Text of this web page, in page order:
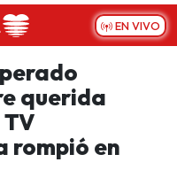
EN VIVO
querida
rompió en